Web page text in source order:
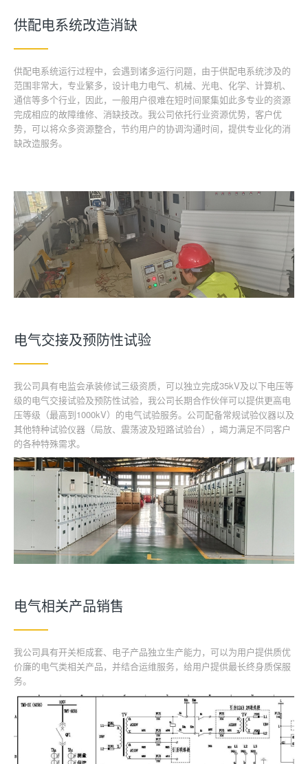
供配电系统改造消缺
供配电系统运行过程中，会遇到诸多运行问题，由于供配电系统涉及的
范围非常大，专业繁多，设计电力电气、机械、光电、化学、计算机、
通信等多个行业，因此，一般用户很难在短时间聚集如此多专业的资源
完成相应的故障维修、消缺技改。我公司依托行业资源优势，客户优
势，可以将众多资源整合，节约用户的协调沟通时间，提供专业化的消
缺改造服务。
电气交接及预防性试验
我公司具有电监会承装修试三级资质，可以独立完成35kV及以下电压等
级的电气交接试验及预防性试验，我公司长期合作伙伴可以提供更高电
压等级（最高到1000kV）的电气试验服务。公司配备常规试验仪器以及
其他特种试验仪器（局放、震荡波及短路试验台），竭力满足不同客户
的各种特殊需求。
电气相关产品销售
我公司具有开关柜成套、电子产品独立生产能力，可以为用户提供质优
价廉的电气类相关产品，并结合运维服务，给用户提供最长终身质保服
务。